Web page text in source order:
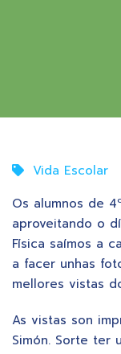
Vida Escolar
Os alumnos de
aproveitando o
Física saímos a
a facer unhas
mellores vistas
As vistas son
Simón. Sorte ter